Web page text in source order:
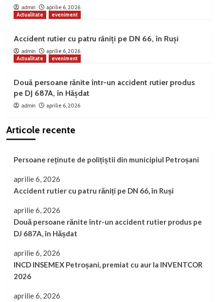
admin
aprilie 6, 2026
Actualitate
eveniment
Accident rutier cu patru răniți pe DN 66, în Ruși
admin
aprilie 6, 2026
Actualitate
eveniment
Două persoane rănite într-un accident rutier produs
pe DJ 687A, în Hășdat
admin aprilie 6, 2026
Articole recente
Persoane reținute de polițiștii din municipiul Petroșani
aprilie 6, 2026
Accident rutier cu patru răniți pe DN 66, în Ruși
aprilie 6, 2026
Două persoane rănite într-un accident rutier produs pe
DJ 687A, în Hășdat
aprilie 6, 2026
INCD INSEMEX Petroșani, premiat cu aur la INVENTCOR
2026
aprilie 6, 2026